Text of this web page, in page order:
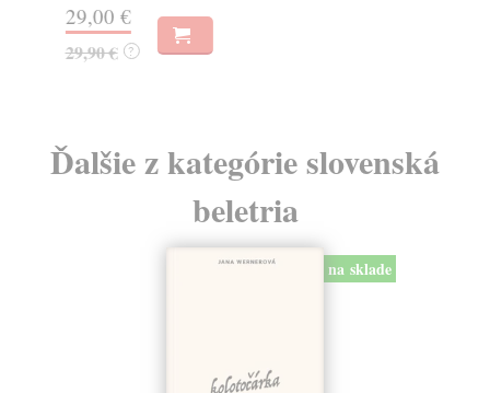
29,00 €
29,90 € ?
Ďalšie z kategórie slovenská
beletria
na sklade